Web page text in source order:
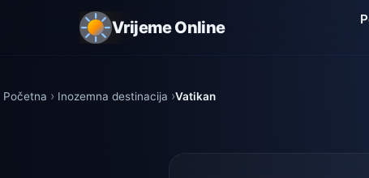
Vrijeme Online
Početna Inozemna destinacija Vatikan